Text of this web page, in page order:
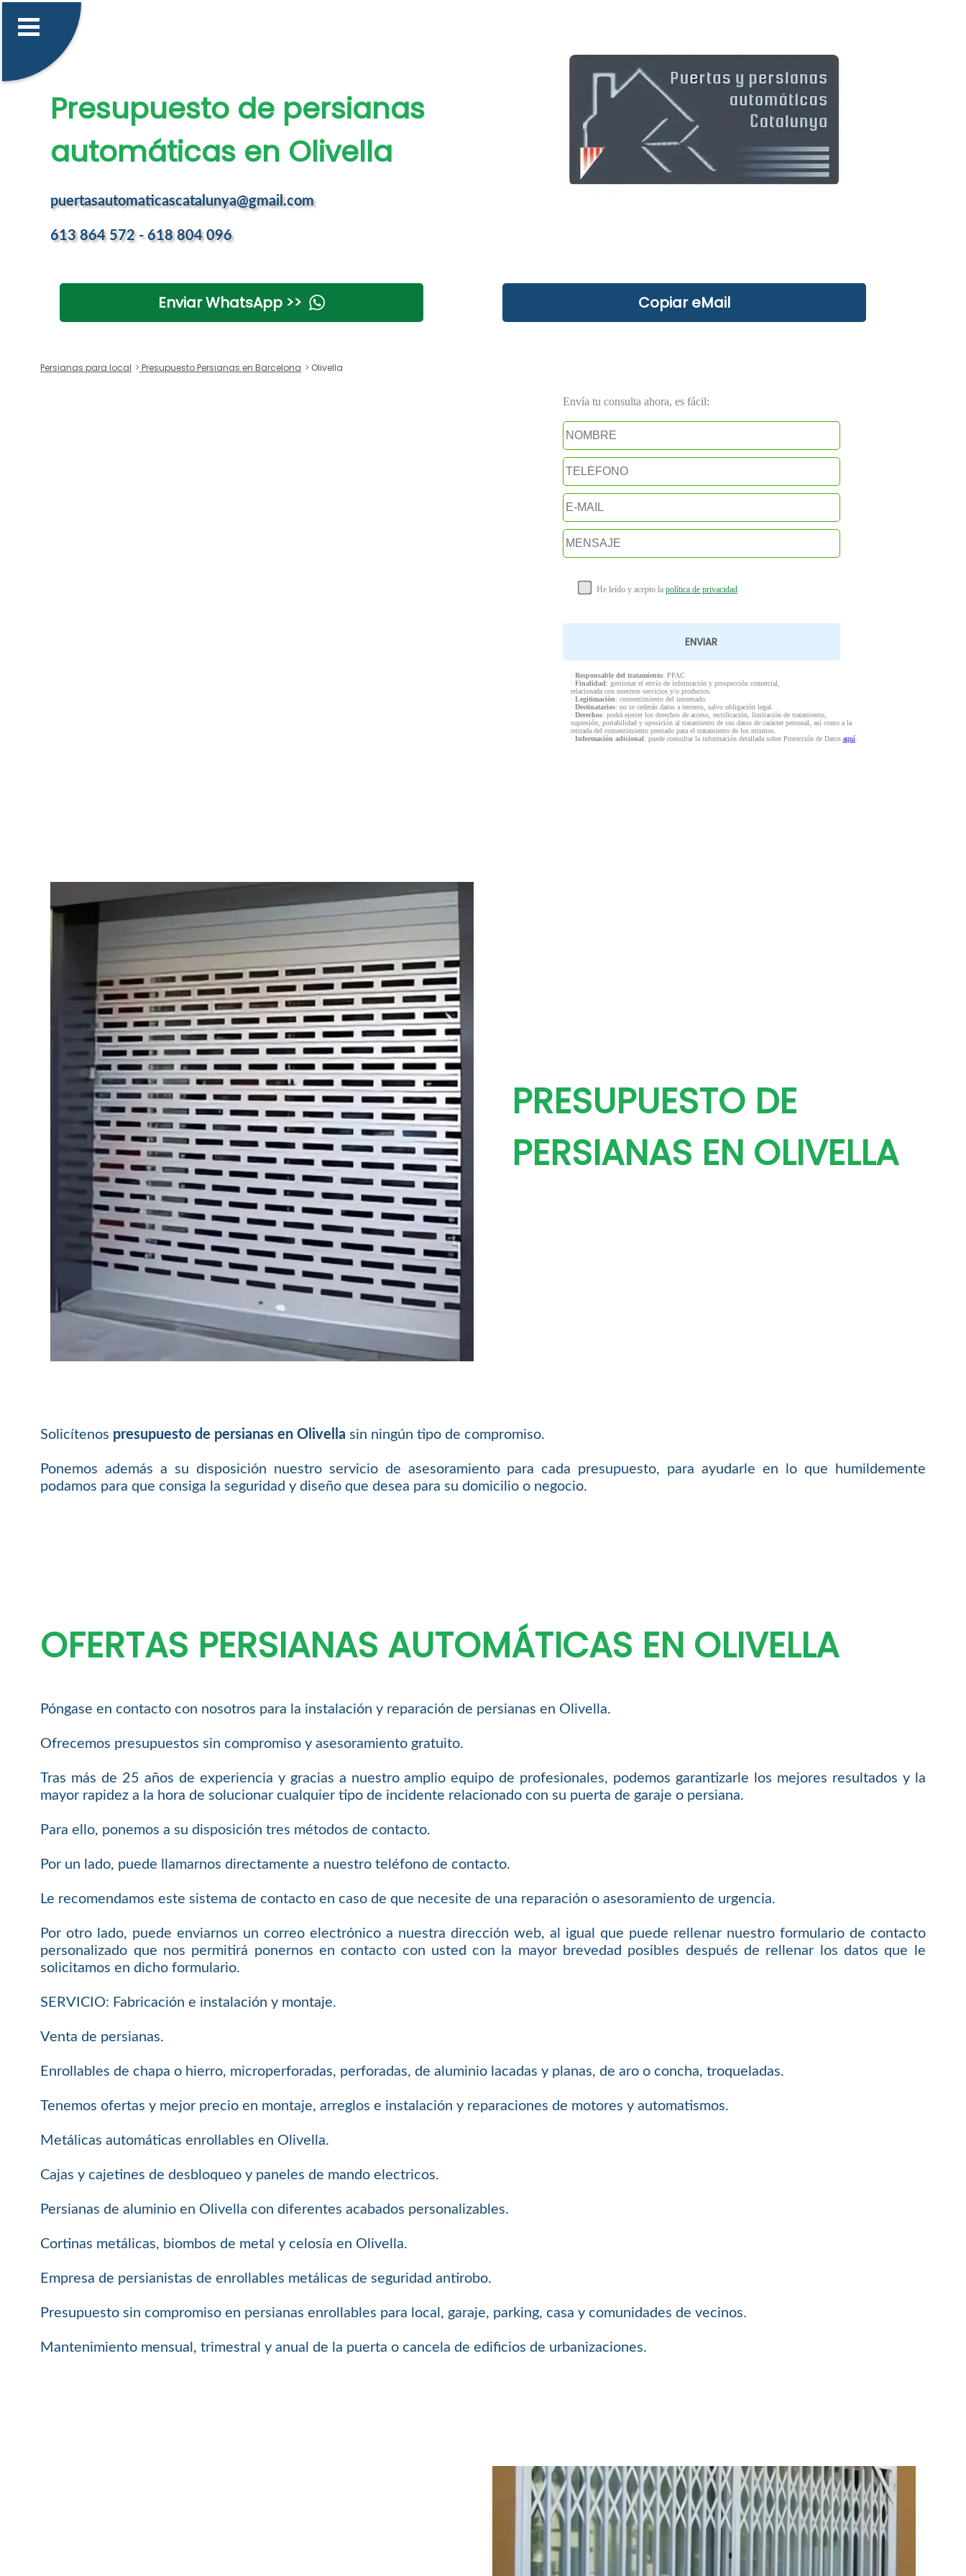
Presupuesto de persianas
automáticas en Olivella
puertasautomaticascatalunya@gmail.com
613 864 572 - 618 804 096
Enviar WhatsApp >> Copiar eMail
Persianas para local Presupuesto Persianas en Barcelona Olivella
Envía tu consulta ahora, es fácil:
He leído y acepto la política de privacidad.
· Responsable del tratamiento: PPAC
· Finalidad: gestionar el envío de información y prospección comercial,
relacionada con nuestros servicios y/o productos.
· Legitimación: consentimiento del interesado.
· Destinatarios: no se cederán datos a terceros, salvo obligación legal.
· Derechos: podrá ejercer los derechos de acceso, rectificación, limitación de tratamiento,
supresión, portabilidad y oposición al tratamiento de sus datos de carácter personal, así como a la
retirada del consentimiento prestado para el tratamiento de los mismos.
· Información adicional: puede consultar la información detallada sobre Protección de Datos aquí.
PRESUPUESTO DE
PERSIANAS EN OLIVELLA
Solicítenos presupuesto de persianas en Olivella sin ningún tipo de compromiso.
Ponemos además a su disposición nuestro servicio de asesoramiento para cada presupuesto, para ayudarle en lo que humildemente
podamos para que consiga la seguridad y diseño que desea para su domicilio o negocio.
OFERTAS PERSIANAS AUTOMÁTICAS EN OLIVELLA
Póngase en contacto con nosotros para la instalación y reparación de persianas en Olivella.
Ofrecemos presupuestos sin compromiso y asesoramiento gratuito.
Tras más de 25 años de experiencia y gracias a nuestro amplio equipo de profesionales, podemos garantizarle los mejores resultados y la
mayor rapidez a la hora de solucionar cualquier tipo de incidente relacionado con su puerta de garaje o persiana.
Para ello, ponemos a su disposición tres métodos de contacto.
Por un lado, puede llamarnos directamente a nuestro teléfono de contacto.
Le recomendamos este sistema de contacto en caso de que necesite de una reparación o asesoramiento de urgencia.
Por otro lado, puede enviarnos un correo electrónico a nuestra dirección web, al igual que puede rellenar nuestro formulario de contacto
personalizado que nos permitirá ponernos en contacto con usted con la mayor brevedad posibles después de rellenar los datos que le
solicitamos en dicho formulario.
SERVICIO: Fabricación e instalación y montaje.
Venta de persianas.
Enrollables de chapa o hierro, microperforadas, perforadas, de aluminio lacadas y planas, de aro o concha, troqueladas.
Tenemos ofertas y mejor precio en montaje, arreglos e instalación y reparaciones de motores y automatismos.
Metálicas automáticas enrollables en Olivella.
Cajas y cajetines de desbloqueo y paneles de mando electricos.
Persianas de aluminio en Olivella con diferentes acabados personalizables.
Cortinas metálicas, biombos de metal y celosía en Olivella.
Empresa de persianistas de enrollables metálicas de seguridad antirobo.
Presupuesto sin compromiso en persianas enrollables para local, garaje, parking, casa y comunidades de vecinos.
Mantenimiento mensual, trimestral y anual de la puerta o cancela de edificios de urbanizaciones.